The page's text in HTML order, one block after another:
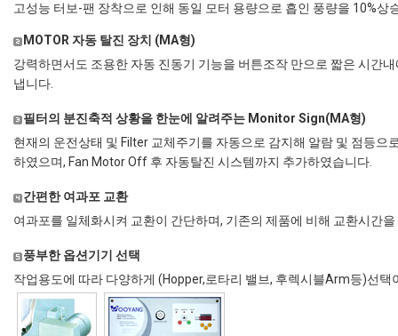
고성능 터보-팬 장착으로 인해 동일 모터 용량으로 흡인 풍량을 10%상
MOTOR 자동 탈진 장치 (MA형)
강력하면서도 조용한 자동 진동기 기능을 버튼조작 만으로 짧은 시간
냅니다.
필터의 분진축적 상황을 한눈에 알려주는 Monitor Sign(MA형)
현재의 운전상태 및 Filter 교체주기를 자동으로 감지해 알람 및 점등으
하였으며, Fan Motor Off 후 자동탈진 시스템까지 추가하였습니다.
간편한 여과포 교환
여과포를 일체화시켜 교환이 간단하며, 기존의 제품에 비해 교환시간
풍부한 옵션기기 선택
작업용도에 따라 다양하게 (Hopper,로타리 밸브, 후렉시블Arm등)선택